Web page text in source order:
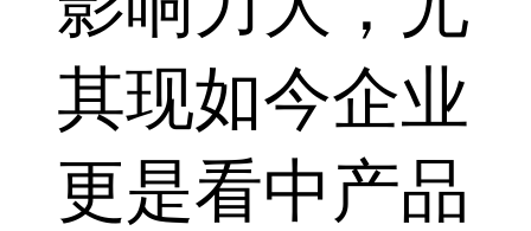
其现如今企业
更是看中产品